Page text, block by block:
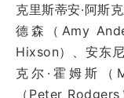
克里斯蒂安·阿斯
德森（Amy
Hixson）、安东
克尔·霍姆斯（
（Peter